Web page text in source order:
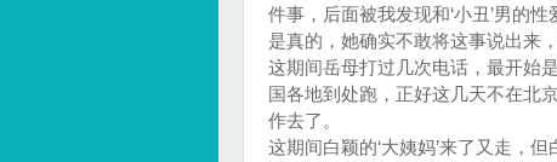
件事，后面被我发现和‘小丑’男的
是真的，她确实不敢将这事说出来
这期间岳母打过几次电话，最开始
国各地到处跑，正好这几天不在北
作去了。
这期间白颖的‘大姨妈’来了又走，